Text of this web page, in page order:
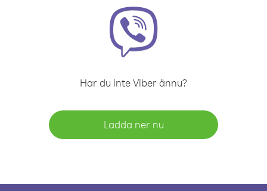
Har du inte Viber ännu?
Ladda ner nu